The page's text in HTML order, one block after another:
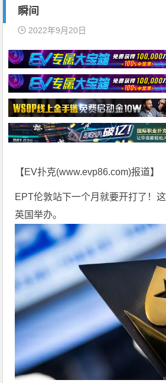
瞬间
2022年9月20日
【EV扑克(www.evp86.com)报道】
EPT伦敦站下一个月就要开打了！
英国举办。